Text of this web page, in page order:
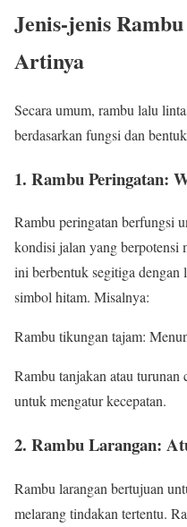
Jenis-jenis
Artinya
Secara umum, rambu lalu
berdasarkan fungsi dan
1. Rambu Peringatan:
Rambu peringatan berfungsi
kondisi jalan yang berpotensi
ini berbentuk segitiga
simbol hitam. Misalnya:
Rambu tikungan tajam:
Rambu tanjakan atau
untuk mengatur kecepatan.
2. Rambu Larangan:
Rambu larangan bertujuan
melarang tindakan tertentu.